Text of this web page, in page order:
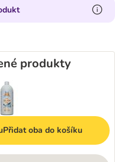
produkty
Přidat oba do košíku